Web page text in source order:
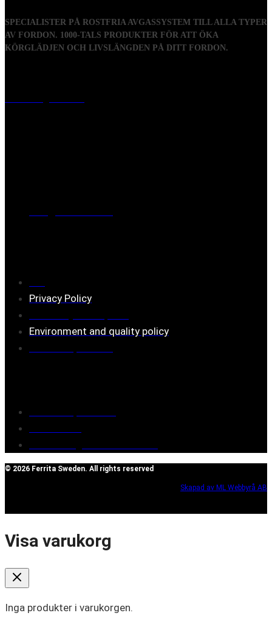
SPECIALISTER PÅ ROSTFRIA AVGASSYSTEM TILL ALLA TYPER
AV FORDON. 1000-TALS PRODUKTER FÖR ATT ÖKA
KÖRGLÄDJEN OCH LIVSLÄNGDEN PÅ DITT FORDON.
Privacy Policy
Environment and quality policy
© 2026 Ferrita Sweden. All rights reserved
Skapad av ML Webbyrå AB
Visa varukorg
Inga produkter i varukorgen.